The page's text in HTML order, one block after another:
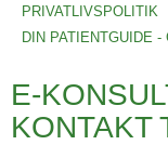
PRIVATLIVSPOLITIK
DIN PATIENTGUIDE
E-
KONTAKT